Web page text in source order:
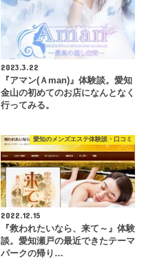
2023.3.22
『アマン(Ａman)』体験談。愛知
金山の初めてのお店になんとなく
行ってみる。
愛知のメンズエステ体験談・口コミ
2022.12.15
『救われたいなら、来て～』体験
談。愛知瀬戸の最近できたテーマ
パークの帰り…